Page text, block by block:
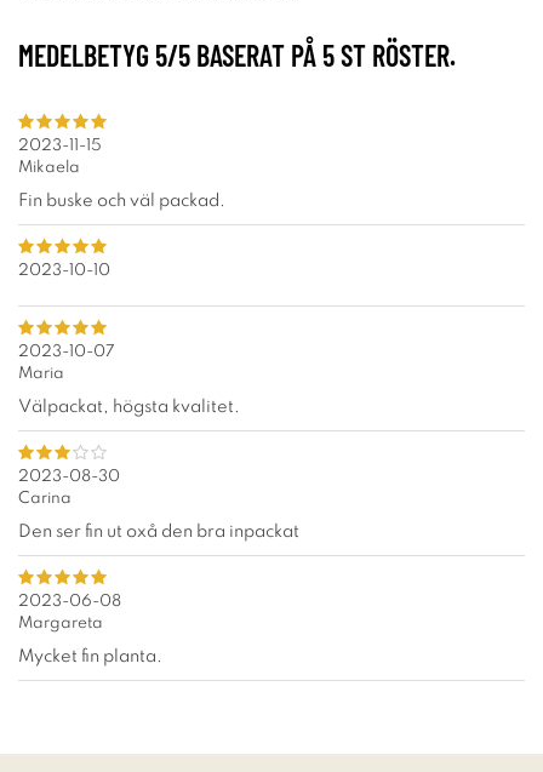
MEDELBETYG 5/5 BASERAT PÅ 5ST RÖSTER.
2023-11-15
Mikaela
Fin buske och väl packad.
2023-10-10
2023-10-07
Maria
Välpackat, högsta kvalitet.
2023-08-30
Carina
Den ser fin ut oxå den bra inpackat
2023-06-08
Margareta
Mycket fin planta.